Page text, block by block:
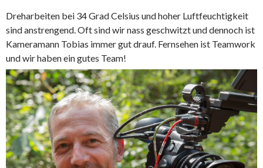
Dreharbeiten bei 34 Grad Celsius und hoher Luftfeuchtigkeit
sind anstrengend. Oft sind wir nass geschwitzt und dennoch ist
Kameramann Tobias immer gut drauf. Fernsehen ist Teamwork
und wir haben ein gutes Team!